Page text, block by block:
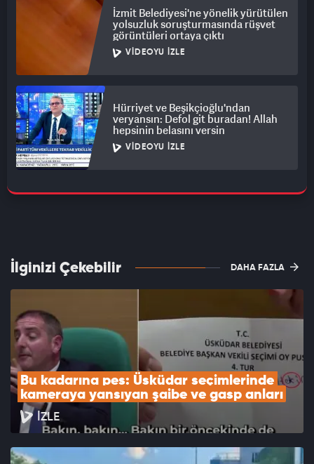
İzmit Belediyesi'ne yönelik yürütülen
yolsuzluk soruşturmasında rüşvet
görüntüleri ortaya çıktı
VIDEOYU İZLE
Hürriyet ve Beşikçioğlu'ndan
veryansın: Defol git buradan! Allah
hepsinin belasını versin
VIDEOYU İZLE
İlginizi Çekebilir DAHA FAZLA
Bu kadarına pes: Üsküdar seçimlerinde
kameraya yansıyan şaibe ve gasp anları
İZLE